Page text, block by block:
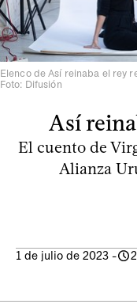
Elenco de Así reinaba el rey
Foto: Difusión
Así
El cuento de
Alianza
1 de julio de 2023 -